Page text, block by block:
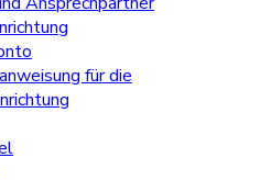
für die